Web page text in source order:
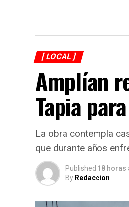
[ LOCAL ]
Amplían
Tapia
La obra contempla
que durante años
Published 18 horas
By Redaccion